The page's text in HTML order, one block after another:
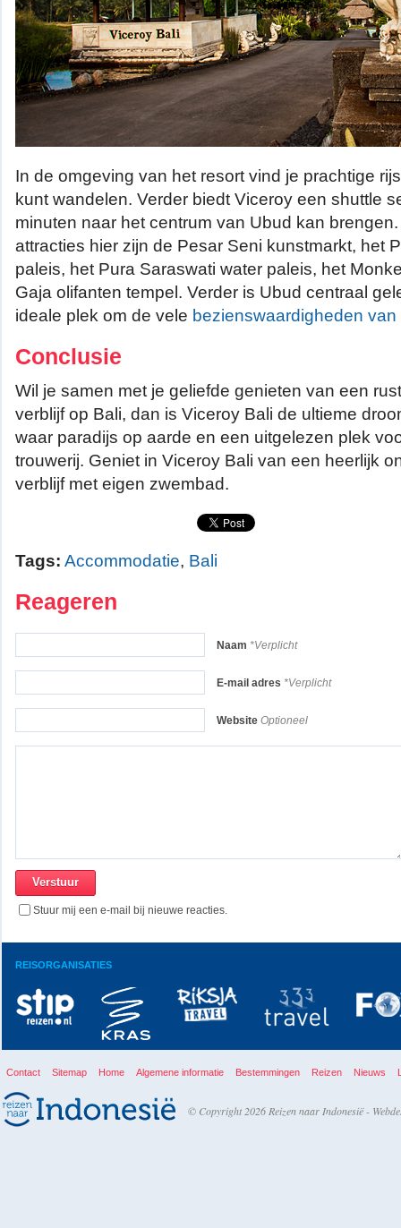
In de omgeving van het resort vind je prachtige
kunt wandelen. Verder biedt Viceroy een shuttle
minuten naar het centrum van Ubud kan
attracties hier zijn de Pesar Seni kunstmarkt, het
paleis, het Pura Saraswati water paleis, het
Gaja olifanten tempel. Verder is Ubud centraal
ideale plek om de vele bezienswaardigheden van
Conclusie
Wil je samen met je geliefde genieten van een
verblijf op Bali, dan is Viceroy Bali de ultieme
waar paradijs op aarde en een uitgelezen plek
trouwerij. Geniet in Viceroy Bali van een heerlijk
verblijf met eigen zwembad.
Tags: Accommodatie, Bali
Reageren
Naam *Verplicht
E-mail adres *Verplicht
Website Optioneel
Stuur mij een e-mail bij nieuwe reacties.
REISORGANISATIES
Contact Sitemap Home Algemene informatie Bestemmingen Reizen Nieuws
© Copyright 2026 Reizen naar Indonesië -